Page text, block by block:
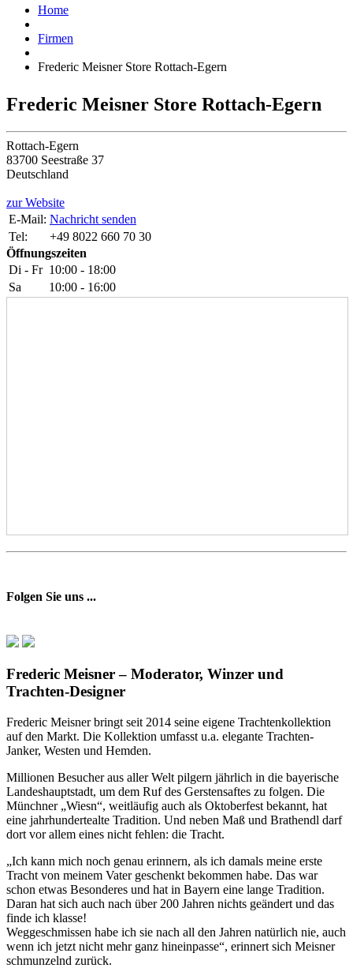
Home
Firmen
Frederic Meisner Store Rottach-Egern
Frederic Meisner Store Rottach-Egern
Rottach-Egern
83700 Seestraße 37
Deutschland
zur Website
E-Mail: Nachricht senden
Tel:
+49 8022 660 70 30
Öffnungszeiten
Di - Fr 10:00 - 18:00
Sa
10:00 - 16:00
Folgen Sie uns ...
Frederic Meisner – Moderator, Winzer und
Trachten-Designer
Frederic Meisner bringt seit 2014 seine eigene Trachtenkollektion
auf den Markt. Die Kollektion umfasst u.a. elegante Trachten-
Janker, Westen und Hemden.
Millionen Besucher aus aller Welt pilgern jährlich in die bayerische
Landeshauptstadt, um dem Ruf des Gerstensaftes zu folgen. Die
Münchner „Wiesn“, weitläufig auch als Oktoberfest bekannt, hat
eine jahrhundertealte Tradition. Und neben Maß und Brathendl darf
dort vor allem eines nicht fehlen: die Tracht.
„Ich kann mich noch genau erinnern, als ich damals meine erste
Tracht von meinem Vater geschenkt bekommen habe. Das war
schon etwas Besonderes und hat in Bayern eine lange Tradition.
Daran hat sich auch nach über 200 Jahren nichts geändert und das
finde ich klasse!
Weggeschmissen habe ich sie nach all den Jahren natürlich nie, auch
wenn ich jetzt nicht mehr ganz hineinpasse“, erinnert sich Meisner
schmunzelnd zurück.